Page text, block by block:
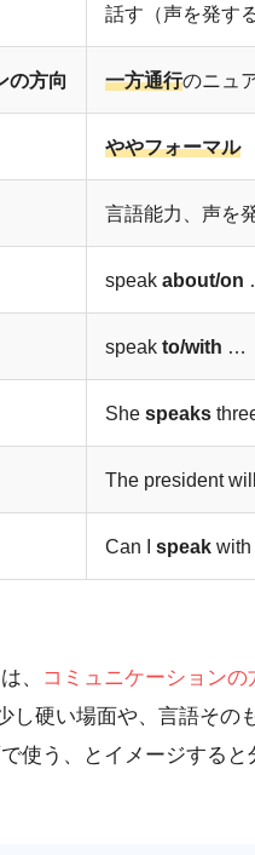
話す（声を発す
の方向 一方通行のニュ
ややフォーマル
言語能力、声を
speak about/on
speak to/with …
She speaks
The president will
Can I speak with
、 コミュニケーション
し硬い場面や、言語その
使う、とイメージすると